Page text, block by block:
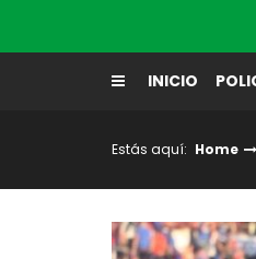
INICIO
Estás aquí: Home